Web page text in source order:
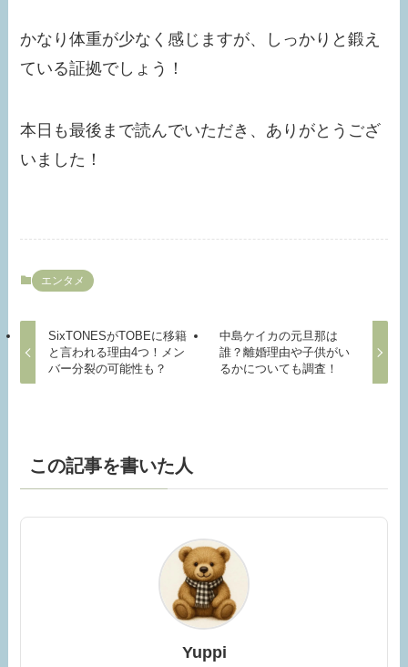
かなり体重が少なく感じますが、しっかりと鍛え
ている証拠でしょう！
本日も最後まで読んでいただき、ありがとうござ
いました！
エンタメ
SixTONESがTOBEに移籍
と言われる理由4つ！メン
バー分裂の可能性も？
中島ケイカの元旦那は
誰？離婚理由や子供がい
るかについても調査！
この記事を書いた人
Yuppi